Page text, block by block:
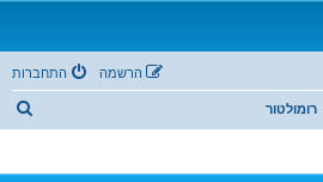
התחברות הרשמה
רומולטור